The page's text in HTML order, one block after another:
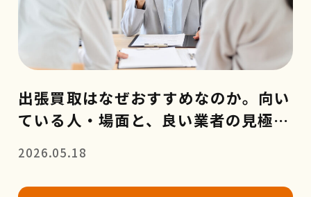
出張買取はなぜおすすめなのか。向い
ている人・場面と、良い業者の見極め
2026.05.18